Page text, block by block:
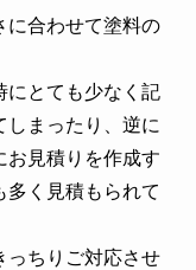
に合わせて塗料の
にとても少なく記
しまったり、逆に
お見積りを作成す
多く見積もられて
っちりご対応させ